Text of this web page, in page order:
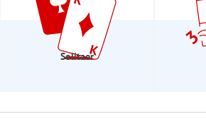
Solitaer